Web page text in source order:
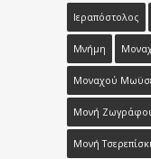
Ιεραπόστολος
Μνήμη
Μοναχού
Μονή
Μονή